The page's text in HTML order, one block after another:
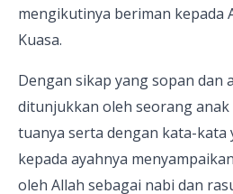
mengikutinya beriman kepada
Kuasa.
Dengan sikap yang sopan dan
ditunjukkan oleh seorang
tuanya serta dengan kata-kata
kepada ayahnya
oleh Allah sebagai nabi dan